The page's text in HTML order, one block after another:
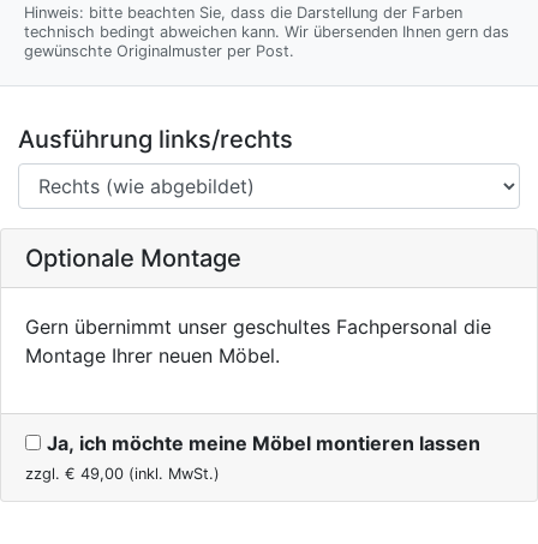
Hinweis: bitte beachten Sie, dass die Darstellung der Farben
technisch bedingt abweichen kann. Wir übersenden Ihnen gern das
gewünschte Originalmuster per Post.
Ausführung links/rechts
Optionale Montage
Gern übernimmt unser geschultes Fachpersonal die
Montage Ihrer neuen Möbel.
Ja, ich möchte meine Möbel montieren lassen
zzgl. € 49,00 (inkl. MwSt.)